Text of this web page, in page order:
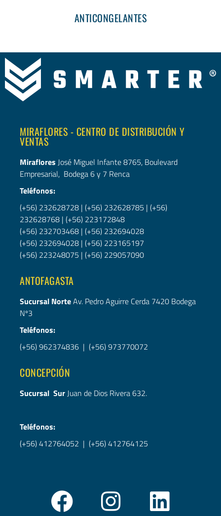
ANTICONGELANTES
MIRAFLORES - CENTRO DE DISTRIBUCIÓN Y
VENTAS
Miraflores José Miguel Infante 8765, Boulevard
Empresarial, Bodega 6 y 7 Renca
Teléfonos:
(+56) 232628728 | (+56) 232628785 | (+56)
232628768 | (+56) 223172848
(+56) 232703468 | (+56) 232694028
(+56) 232694028 | (+56) 223165197
(+56) 223248075 | (+56) 229057090
ANTOFAGASTA
Sucursal NorteAv. Pedro Aguirre Cerda 7420 Bodega
Nº3
Teléfonos:
(+56) 962374836 | (+56) 973770072
CONCEPCIÓN
Sucursal SurJuan de Dios Rivera 632.
Teléfonos:
(+56) 412764052 | (+56) 412764125